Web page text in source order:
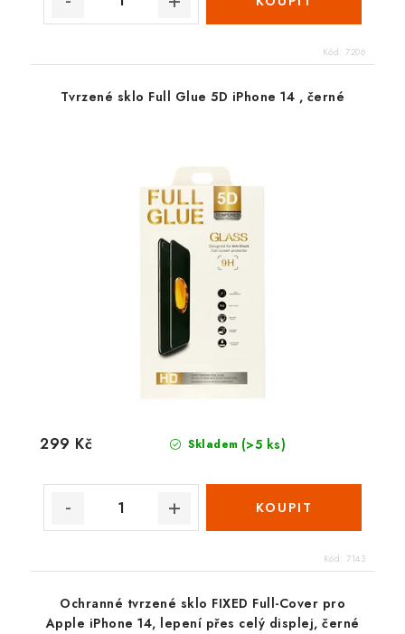
Kód: 7206
Tvrzené sklo Full Glue 5D iPhone 14 , černé
Skladem (>5 ks)
299 Kč
Kód: 7143
Ochranné tvrzené sklo FIXED Full-Cover pro
Apple iPhone 14, lepení přes celý displej, černé